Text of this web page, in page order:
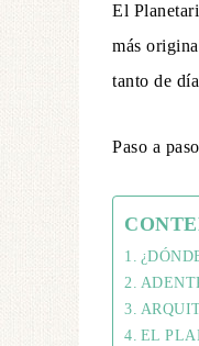
El
más
tanto de
Paso a
EL